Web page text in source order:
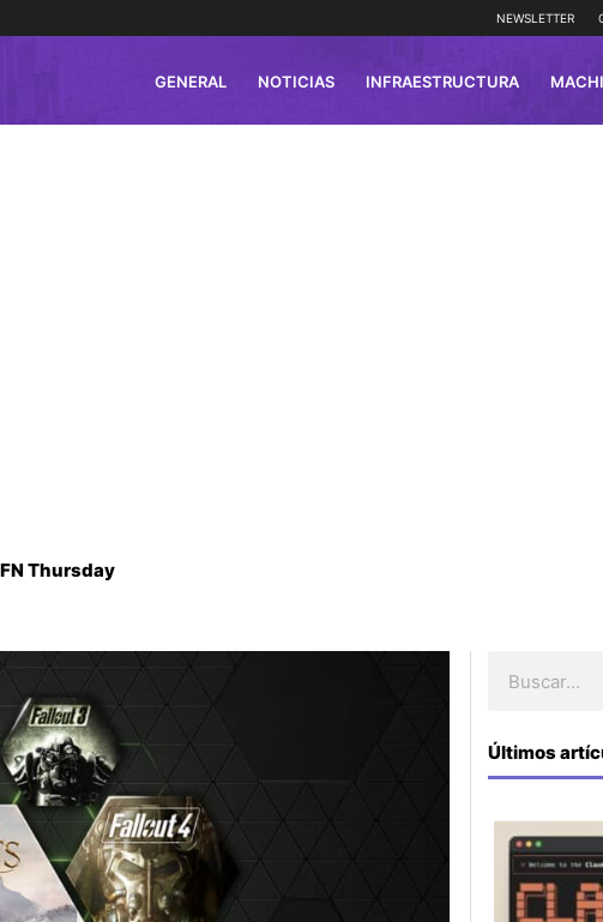
NEWSLETTER
GENERAL NOTICIAS INFRAESTRUCTURA
Thursday
Últimos